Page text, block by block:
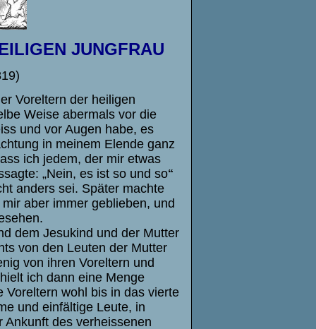
JUNGFRAU
Voreltern der heiligen
Weise abermals vor die
und vor Augen habe, es
in meinem Elende ganz
ich jedem, der mir etwas
„Nein, es ist so und so“
anders sei. Später machte
aber immer geblieben, und
dem Jesukind und der Mutter
von den Leuten der Mutter
von ihren Voreltern und
ich dann eine Menge
wohl bis in das vierte
und einfältige Leute, in
des verheissenen